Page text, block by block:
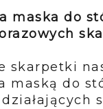
maska do
skarpetki
maską do